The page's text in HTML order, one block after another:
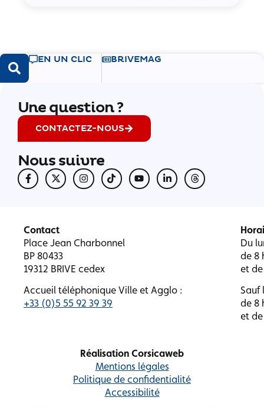
EN UN CLIC BRIVEMAG
Une question ?
CONTACTEZ-NOUS
Nous suivre
Contact
Place Jean Charbonnel
BP 80433
19312 BRIVE cedex
Accueil téléphonique Ville et Agglo :
+33 (0)5 55 92 39 39
Du
de 8
et de
Sauf
de 8
et de
Réalisation Corsicaweb
Mentions légales
Politique de confidentialité
Accessibilité